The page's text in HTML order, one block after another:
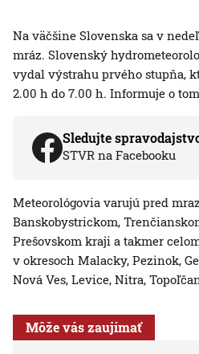
Na väčšine Slovenska sa v
mráz. Slovenský
vydal výstrahu prvého stupňa,
2.00 h do 7.00 h. Informuje o
Sledujte
STVR na Facebooku
Meteorológovia varujú pred
Banskobystrickom,
Prešovskom kraji a takmer
v okresoch Malacky, Pezinok,
Nová Ves, Levice, Nitra,
Môže vás zaujímať